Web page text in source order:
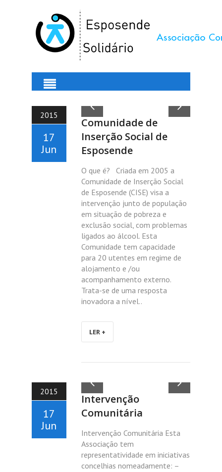
2015
17
Jun
Comunidade de
Inserção Social de
Esposende
O que é? Criada em 2005 a
Comunidade de Inserção Social
de Esposende (CISE) visa a
intervenção junto de população
em situação de pobreza e
exclusão social, com problemas
ligados ao álcool. Esta
Comunidade tem capacidade
para 20 utentes em regime de
alojamento e /ou
acompanhamento externo.
Trata-se de uma resposta
inovadora a nível..
LER +
2015
17
Jun
Intervenção
Comunitária
Intervenção Comunitária Esta
Associação tem
representatividade em iniciativas
concelhias nomeadamente: –